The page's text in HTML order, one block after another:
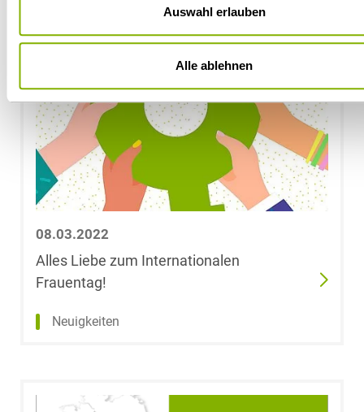
Auswahl erlauben
Alle ablehnen
08.03.2022
Alles Liebe zum Internationalen
Frauentag!
Neuigkeiten